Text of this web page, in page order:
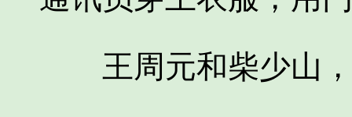
王周元和柴少山，